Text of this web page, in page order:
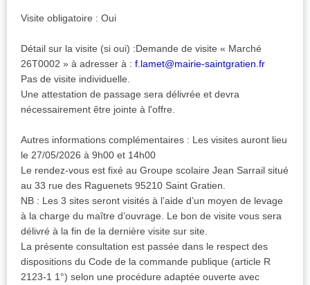
Visite obligatoire : Oui
Détail sur la visite (si oui) :Demande de visite « Marché
26T0002 » à adresser à : f.lamet@mairie-saintgratien.fr
Pas de visite individuelle.
Une attestation de passage sera délivrée et devra
nécessairement être jointe à l'offre.
Autres informations complémentaires : Les visites auront lieu
le 27/05/2026 à 9h00 et 14h00
Le rendez-vous est fixé au Groupe scolaire Jean Sarrail situé
au 33 rue des Raguenets 95210 Saint Gratien.
NB : Les 3 sites seront visités à l’aide d’un moyen de levage
à la charge du maître d’ouvrage. Le bon de visite vous sera
délivré à la fin de la dernière visite sur site.
La présente consultation est passée dans le respect des
dispositions du Code de la commande publique (article R
2123-1 1°) selon une procédure adaptée ouverte avec